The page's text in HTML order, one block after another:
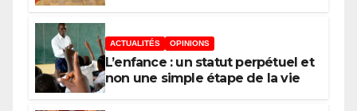
l’ambition d’une RDC, destination
phare de l’investissement en
Afrique
ACTUALITÉS OPINIONS
L’enfance : un statut perpétuel et
non une simple étape de la vie